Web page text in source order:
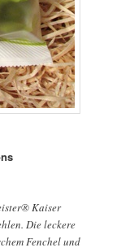
Kaiser
Die leckere
Fenchel und